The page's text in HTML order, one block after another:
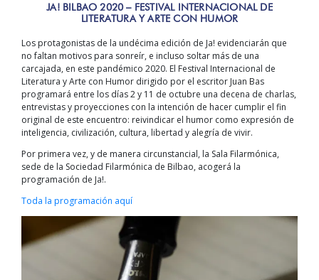
JA! BILBAO 2020 – FESTIVAL INTERNACIONAL DE
LITERATURA Y ARTE CON HUMOR
Los protagonistas de la undécima edición de Ja! evidenciarán que
no faltan motivos para sonreír, e incluso soltar más de una
carcajada, en este pandémico 2020. El Festival Internacional de
Literatura y Arte con Humor dirigido por el escritor Juan Bas
programará entre los días 2 y 11 de octubre una decena de charlas,
entrevistas y proyecciones con la intención de hacer cumplir el fin
original de este encuentro: reivindicar el humor como expresión de
inteligencia, civilización, cultura, libertad y alegría de vivir.
Por primera vez, y de manera circunstancial, la Sala Filarmónica,
sede de la Sociedad Filarmónica de Bilbao, acogerá la
programación de Ja!.
Toda la programación aquí